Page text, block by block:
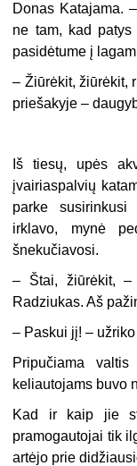
Donas Katajama.
ne tam, kad patys
pasidėtume į
– Žiūrėkit, žiūrėkit,
priešakyje –
Iš tiesų, upės
įvairiaspalvių
parke susirinkusi
irklavo, mynė
šnekučiavosi.
– Štai, žiūrėkit, –
Radziukas. Aš
– Paskui jį! –
Pripučiama
keliautojams buvo
Kad ir kaip jie
pramogautojai tik
artėjo prie